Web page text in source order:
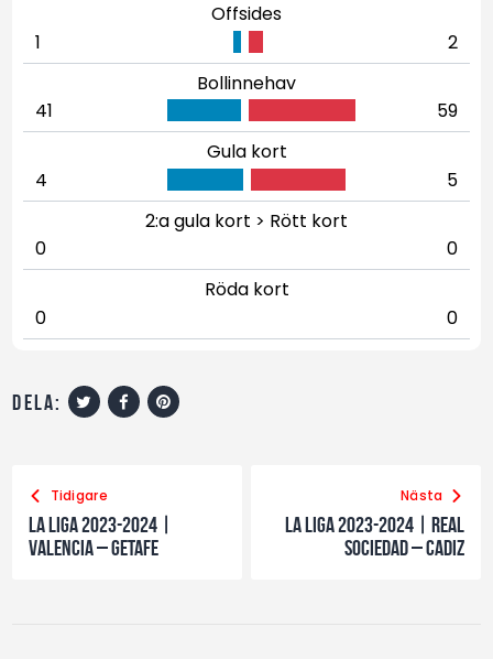
Offsides
1
2
Bollinnehav
41
59
Gula kort
4
5
2:a gula kort > Rött kort
0
0
Röda kort
0
0
dela:
Tidigare
La Liga 2023-2024 |
Valencia – Getafe
Nästa
La Liga 2023-2024 | Real
Sociedad – Cadiz